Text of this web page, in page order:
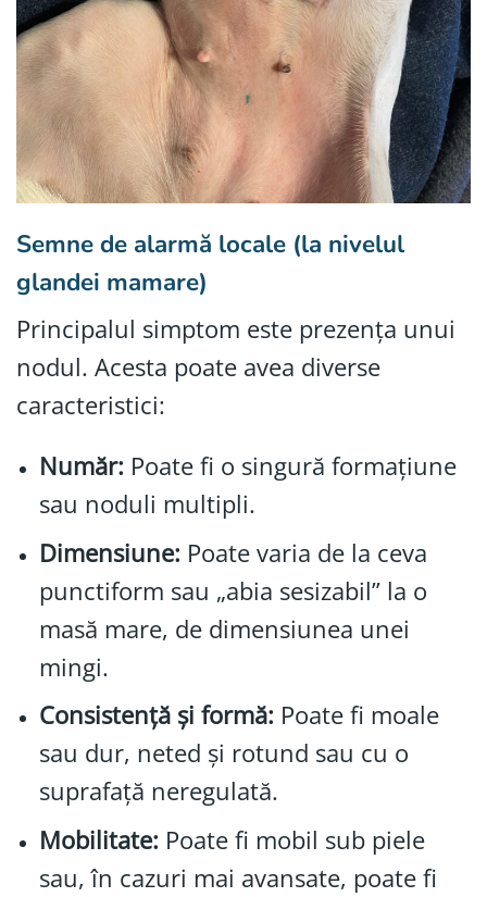
Semne de alarmă locale (la nivelul
glandei mamare)
Principalul simptom este prezența unui
nodul. Acesta poate avea diverse
caracteristici:
Număr: Poate fi o singură formațiune
sau noduli multipli.
Dimensiune: Poate varia de la ceva
punctiform sau „abia sesizabil” la o
masă mare, de dimensiunea unei
mingi.
Consistență și formă: Poate fi moale
sau dur, neted și rotund sau cu o
suprafață neregulată.
Mobilitate: Poate fi mobil sub piele
sau, în cazuri mai avansate, poate fi